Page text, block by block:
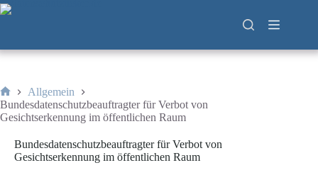
Zum
Inhalt
Start
Allgemein
Bundesdatenschutzbeauftragter für Verbot von
Gesichtserkennung im öffentlichen Raum
Bundesdatenschutzbeauftragter für Verbot von
Gesichtserkennung im öffentlichen Raum